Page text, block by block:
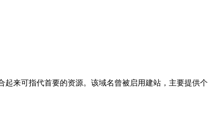
起来可指代首要的资源。该域名曾被启用建站，主要提供个